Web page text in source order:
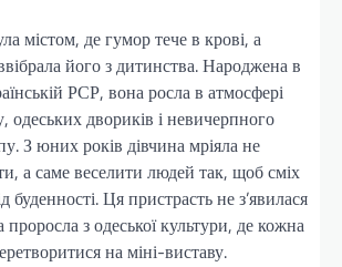
містом, де гумор тече в крові, а
його з дитинства. Народжена в
РСР, вона росла в атмосфері
одеських двориків і невичерпного
З юних років дівчина мріяла не
а саме веселити людей так, щоб сміх
буденності. Ця пристрасть не з’явилася
з одеської культури, де кожна
на міні-виставу.